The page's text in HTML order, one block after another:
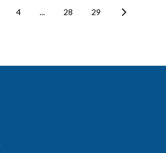
4 ... 28 29